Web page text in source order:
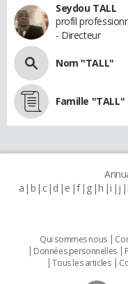
Seydou TALL
profil
- Directeur
Nom "TALL"
Famille "TALL"
a b c d e f g h i j
Qui sommes nous
Données personnelles
Tous les articles